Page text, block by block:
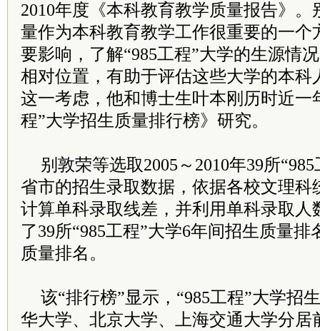
2010年度《本科教育教学质量报告》
量作为本科教育教学工作很重要的一个
要影响，了解“985工程”大学的生源情
相对位置，有助于评估这些大学的本科
这一考虑，他和博士生叶本刚历时近一
程”大学招生质量排行榜》研究。
别敦荣等选取2005～2010年39所
省市的招生录取数据，依据各校文理科
计算单科录取线差，并利用单科录取人
了39所“985工程”大学6年间招生质量
质量排名。
该“排行榜”显示，“985工程”大学招
华大学、北京大学、上海交通大学分居